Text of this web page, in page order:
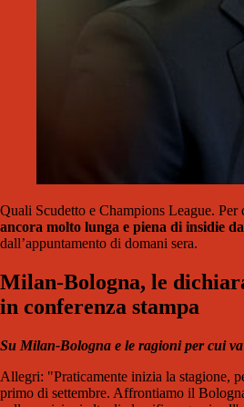
Quali Scudetto e Champions League. Per
ancora molto lunga e piena di insidie
dall’appuntamento di domani sera.
Milan-Bologna, le
in conferenza stampa
Su Milan-Bologna e le ragioni per cui
Allegri: "Praticamente inizia la stagione,
primo di settembre. Affrontiamo il